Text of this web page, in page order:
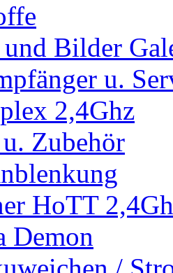
Bilder
u.
2,4Ghz
Zubehör
HoTT
Demon